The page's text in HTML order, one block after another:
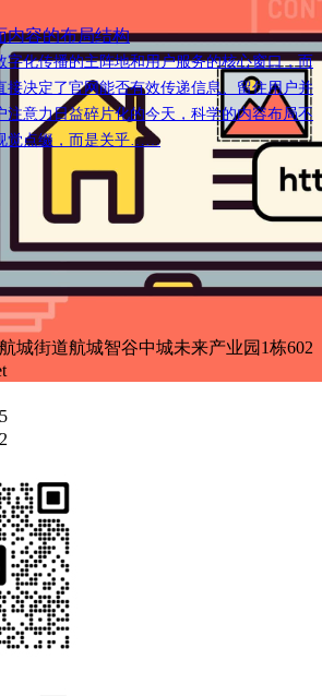
内容的布局结构
字化传播的主阵地和用户服务的核心窗口，而
接决定了官网能否有效传递信息、留住用户并
注意力日益碎片化的今天，科学的内容布局不
觉点缀，而是关乎……
城街道航城智谷中城未来产业园1栋602